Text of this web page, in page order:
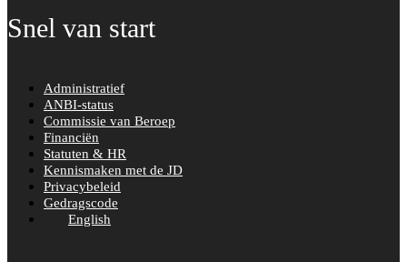
Snel van start
Administratief
ANBI-status
Commissie van Beroep
Financiën
Statuten & HR
Kennismaken met de JD
Privacybeleid
Gedragscode
English